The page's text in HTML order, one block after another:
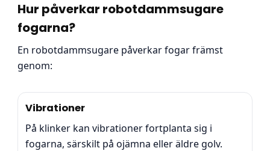
Hur påverkar robotdammsugare
fogarna?
En robotdammsugare påverkar fogar främst
genom:
Vibrationer
På klinker kan vibrationer fortplanta sig i
fogarna, särskilt på ojämna eller äldre golv.